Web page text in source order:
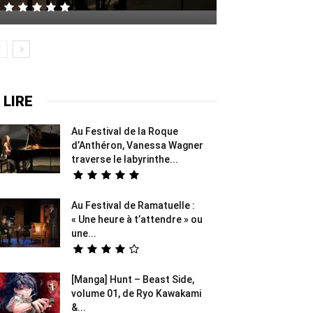
Au Festival de la Roque
d’Anthéron, Vanessa Wagner
traverse le labyrinthe...
Au Festival de Ramatuelle :
« Une heure à t’attendre » ou
une...
[Manga] Hunt – Beast Side,
volume 01, de Ryo Kawakami
&...